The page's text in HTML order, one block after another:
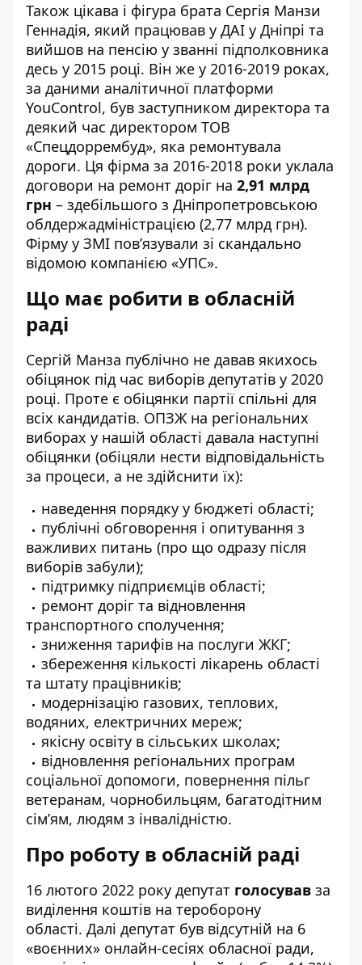
Також цікава і фігура брата Сергія Манзи
Геннадія, який працював у ДАІ у Дніпрі та
вийшов на пенсію у званні підполковника
десь у 2015 році. Він же у 2016-2019 роках,
за даними аналітичної платформи
YouControl, був заступником директора та
деякий час директором ТОВ
«Спецдоррембуд», яка ремонтувала
дороги. Ця фірма за 2016-2018 роки уклала
договори на ремонт доріг на 2,91 млрд
грн – здебільшого з Дніпропетровською
облдержадміністрацією (2,77 млрд грн).
Фірму у ЗМІ пов’язували зі скандально
відомою компанією «УПС».
Що має робити в обласній
раді
Сергій Манза публічно не давав якихось
обіцянок під час виборів депутатів у 2020
році. Проте є обіцянки партії спільні для
всіх кандидатів. ОПЗЖ на регіональних
виборах у нашій області давала наступні
обіцянки (обіцяли нести відповідальність
за процеси, а не здійснити їх):
наведення порядку у бюджеті області;
публічні обговорення і опитування з
важливих питань (про що одразу після
виборів забули);
підтримку підприємців області;
ремонт доріг та відновлення
транспортного сполучення;
зниження тарифів на послуги ЖКГ;
збереження кількості лікарень області
та штату працівників;
модернізацію газових, теплових,
водяних, електричних мереж;
якісну освіту в сільських школах;
відновлення регіональних програм
соціальної допомоги, повернення пільг
ветеранам, чорнобильцям, багатодітним
сім’ям, людям з інвалідністю.
Про роботу в обласній раді
16 лютого 2022 року депутат голосував за
виділення коштів на тероборону
області. Далі депутат був відсутній на 6
«воєнних» онлайн-сесіях обласної ради,